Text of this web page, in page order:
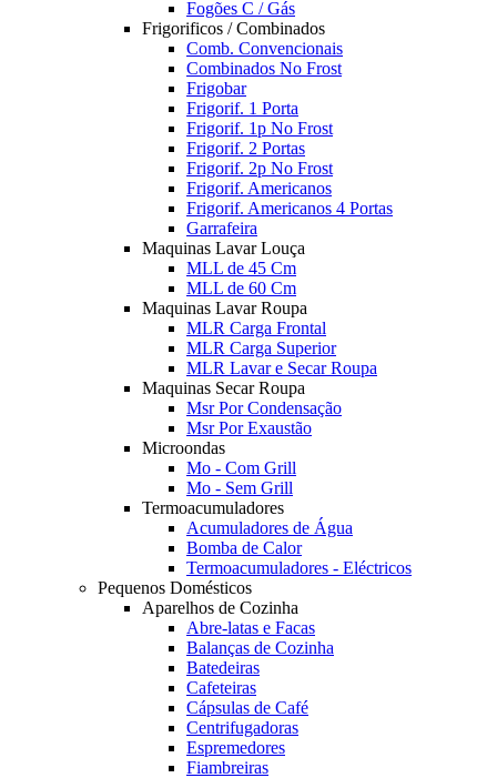
Fogões C / Gás
Frigorificos / Combinados
Comb. Convencionais
Combinados No Frost
Frigobar
Frigorif. 1 Porta
Frigorif. 1p No Frost
Frigorif. 2 Portas
Frigorif. 2p No Frost
Frigorif. Americanos
Frigorif. Americanos 4 Portas
Garrafeira
Maquinas Lavar Louça
MLL de 45 Cm
MLL de 60 Cm
Maquinas Lavar Roupa
MLR Carga Frontal
MLR Carga Superior
MLR Lavar e Secar Roupa
Maquinas Secar Roupa
Msr Por Condensação
Msr Por Exaustão
Microondas
Mo - Com Grill
Mo - Sem Grill
Termoacumuladores
Acumuladores de Água
Bomba de Calor
Termoacumuladores - Eléctricos
Pequenos Domésticos
Aparelhos de Cozinha
Abre-latas e Facas
Balanças de Cozinha
Batedeiras
Cafeteiras
Cápsulas de Café
Centrifugadoras
Espremedores
Fiambreiras